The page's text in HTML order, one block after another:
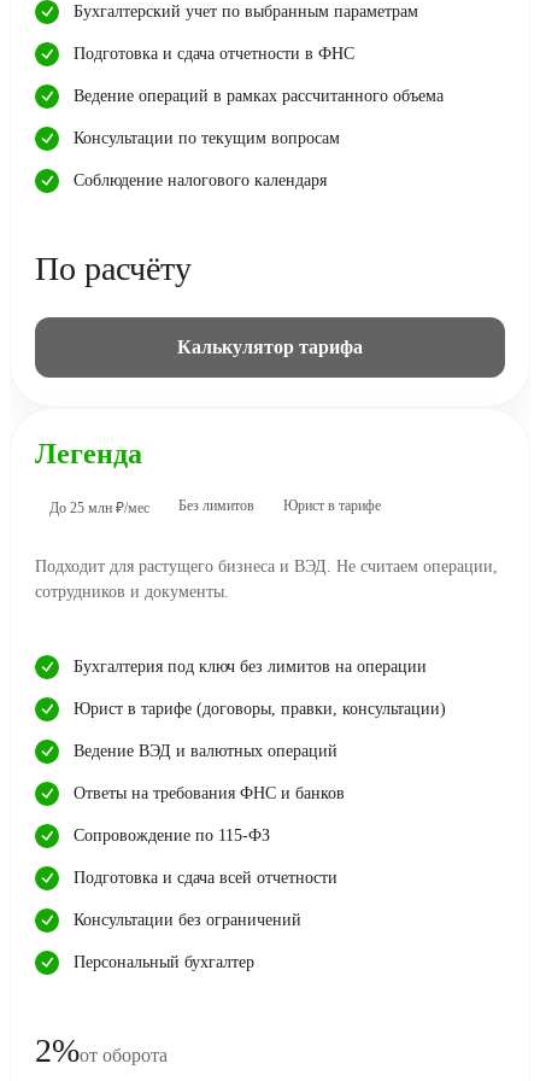
Бухгалтерский учет по выбранным параметрам
Подготовка и сдача отчетности в ФНС
Ведение операций в рамках рассчитанного объема
Консультации по текущим вопросам
Соблюдение налогового календаря
По расчёту
Калькулятор тарифа
Легенда
До 25 млн ₽/мес Без лимитов Юрист в тарифе
Подходит для растущего бизнеса и ВЭД. Не считаем операции,
сотрудников и документы.
Бухгалтерия под ключ без лимитов на операции
Юрист в тарифе (договоры, правки, консультации)
Ведение ВЭД и валютных операций
Ответы на требования ФНС и банков
Сопровождение по 115-ФЗ
Подготовка и сдача всей отчетности
Консультации без ограничений
Персональный бухгалтер
2%от оборота